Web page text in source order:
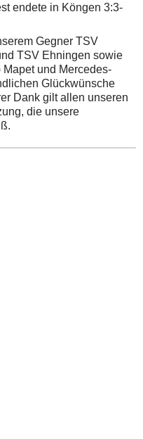
endete in Köngen 3:3-
Gegner TSV
TSV Ehningen sowie
und Mercedes-
Glückwünsche
Dank gilt allen unseren
die unsere